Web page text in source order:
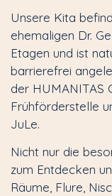
Unsere Kita
ehemaligen Dr.
Etagen und ist
barrierefrei
der HUMANITAS
Frühförderstelle
JuLe.
Nicht nur die
zum Entdecken
Räume, Flure,